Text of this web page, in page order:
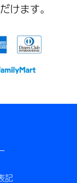
けます。
記